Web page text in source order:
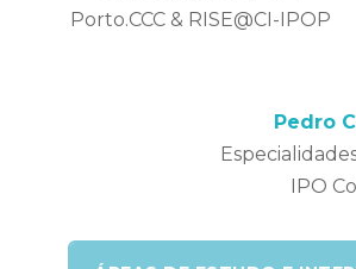
Porto.CCC & RISE@CI-IPOP
Pedro
IPO